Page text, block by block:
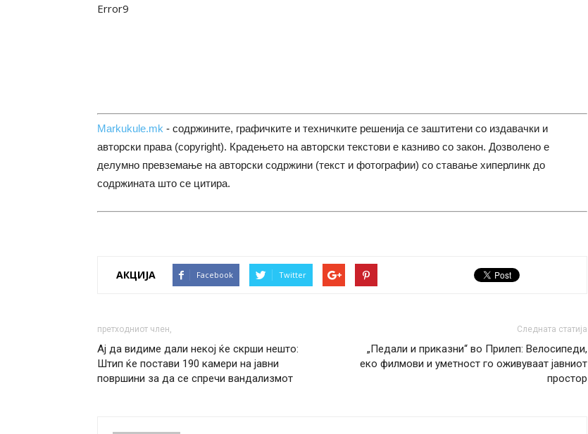
Error9
Markukule.mk - содржините, графичките и техничките решенија се заштитени со издавачки и
авторски права (copyright). Крадењето на авторски текстови е казниво со закон. Дозволено е
делумно превземање на авторски содржини (текст и фотографии) со ставање хиперлинк до
содржината што се цитира.
АКЦИЈА Facebook Twitter
претходниот член,
Ај да видиме дали некој ќе скрши нешто:
Штип ќе постави 190 камери на јавни
површини за да се спречи вандализмот
Следната статија
„Педали и приказни“ во Прилеп: Велосипеди,
еко филмови и уметност го оживуваат јавниот
простор